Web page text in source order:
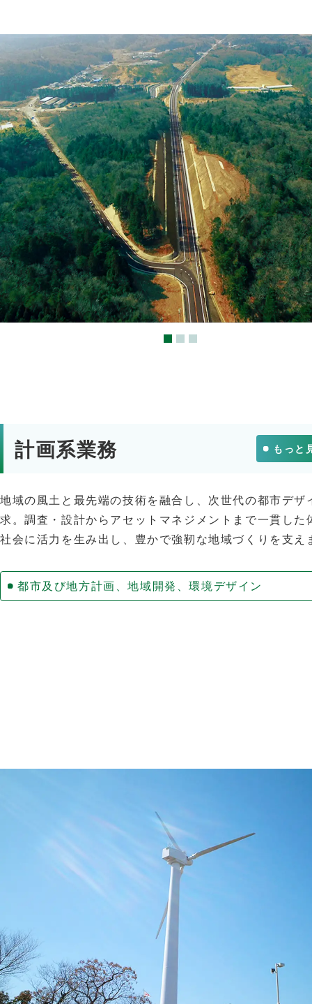
計画系業務 もっと
地域の風土と最先端の技術を融合し、次世代の都市デザ
求。調査・設計からアセットマネジメントまで一貫した
社会に活力を生み出し、豊かで強靭な地域づくりを支え
都市及び地方計画、地域開発、環境デザイン